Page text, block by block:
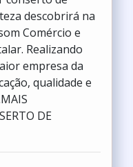
descobrirá na
Comércio e
Realizando
empresa da
qualidade e
DE